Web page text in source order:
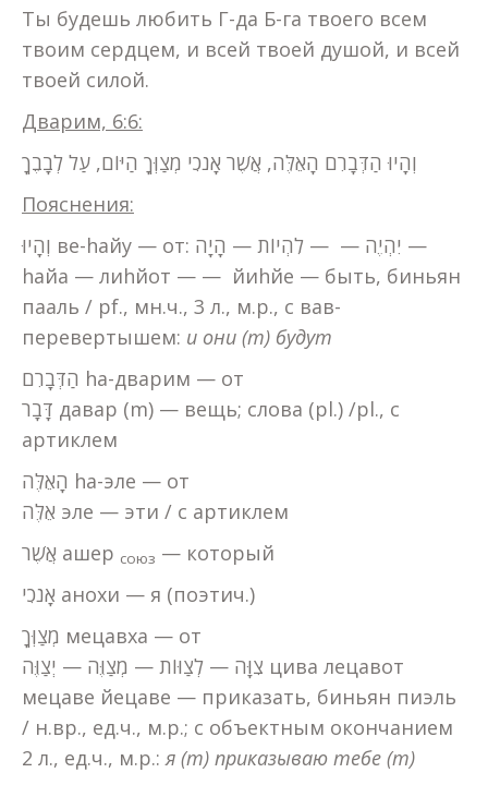
Ты будешь любить Г-да Б-га твоего всем
твоим сердцем, и всей твоей душой, и всей
твоей силой.
Дварим, 6:6:
וְהָיוּ הַדְּבָרִם הָאֵלֶּה, אֲשֶׁר אָנֹכִי מְצַוְּךָ הַיּוֹם, עַל לְבָבֶךָ
Пояснения:
וְהָיוּ ве-hайу — от: יִהְיֶה — — לִהְיוֹת — הָיָה —
hайа — лиhйот — — йиhйе — быть, биньян
пааль / pf., мн.ч., 3 л., м.р., с вав-
перевертышем: и они (m) будут
הַדְּבָרִם hа-дварим — от
דָּבָר давар (m) — вещь; слова (pl.) /pl., с
артиклем
הָאֵלֶּה hа-эле — от
אֵלֶּה эле — эти / с артиклем
אֲשֶׁר ашер союз — который
אָנֹכִי анохи — я (поэтич.)
מְצַוְּךָ мецавха — от
צִוָּה — לְצַוּוֹת — מְצַוֶּה — יְצַוֶּה цива лецавот
мецаве йецаве — приказать, биньян пиэль
/ н.вр., ед.ч., м.р.; с объектным окончанием
2 л., ед.ч., м.р.:я (m) приказываю тебе (m)